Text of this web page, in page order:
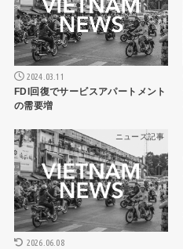
2024.03.11
FDI回復でサービスアパートメント
の需要増
ニュース記事
2026.06.08